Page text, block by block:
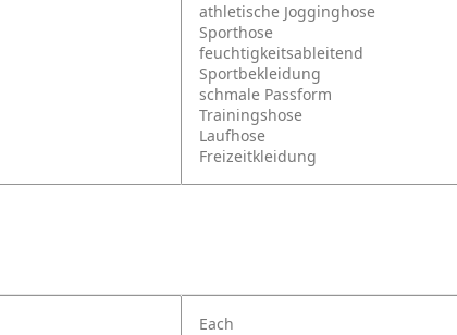
athletische Jogginghose
Sporthose
feuchtigkeitsableitend
Sportbekleidung
schmale Passform
Trainingshose
Laufhose
Freizeitkleidung
Each